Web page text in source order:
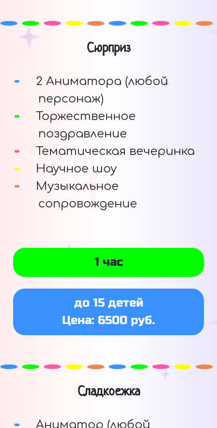
Сюрприз
2 Аниматора (любой
персонаж)
Торжественное
поздравление
Тематическая вечеринка
Научное шоу
Музыкальное
сопровождение
1 час
до 15 детей
Цена: 6500 руб.
Сладкоежка
Аниматор (любой